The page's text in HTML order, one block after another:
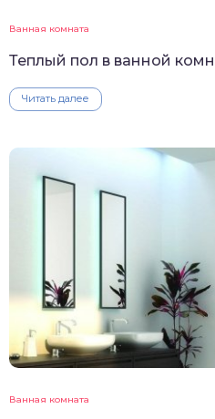
Ванная комната
Теплый пол в ванной
Читать далее
Ванная комната